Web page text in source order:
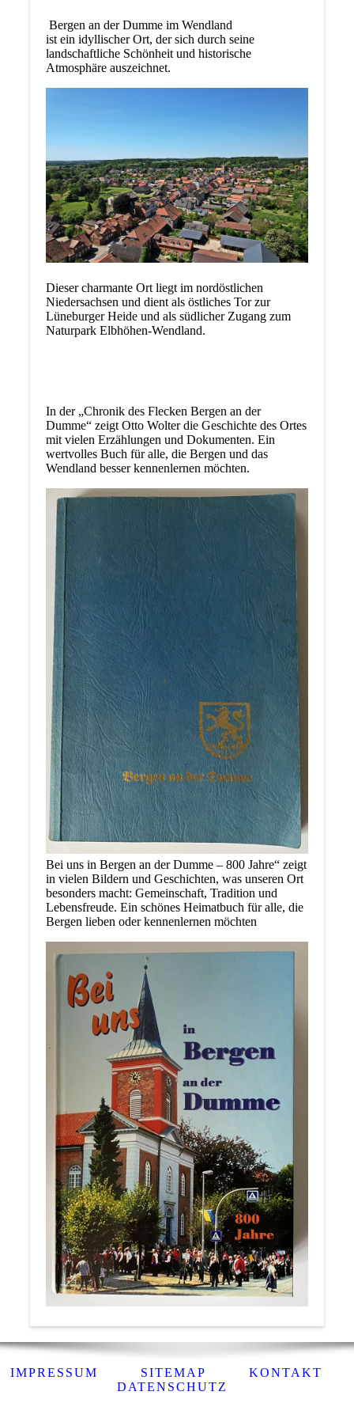
Bergen an der Dumme im Wendland
ist ein idyllischer Ort, der sich durch seine
landschaftliche Schönheit und historische
Atmosphäre auszeichnet.
Dieser charmante Ort liegt im nordöstlichen
Niedersachsen und dient als östliches Tor zur
Lüneburger Heide und als südlicher Zugang zum
Naturpark Elbhöhen-Wendland.
In der „Chronik des Flecken Bergen an der
Dumme“ zeigt Otto Wolter die Geschichte des Ortes
mit vielen Erzählungen und Dokumenten. Ein
wertvolles Buch für alle, die Bergen und das
Wendland besser kennenlernen möchten.
Bei uns in Bergen an der Dumme – 800 Jahre“ zeigt
in vielen Bildern und Geschichten, was unseren Ort
besonders macht: Gemeinschaft, Tradition und
Lebensfreude. Ein schönes Heimatbuch für alle, die
Bergen lieben oder kennenlernen möchten
IMPRESSUM SITEMAP
KONTAKT
DATENSCHUTZ